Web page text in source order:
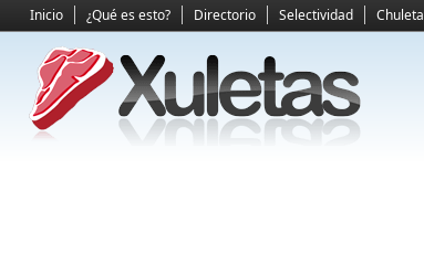
Inicio ¿Qué es esto? Directorio Selectividad